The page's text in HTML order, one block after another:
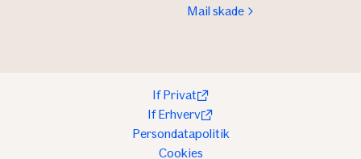
Mail skade
If Privat
If Erhverv
Persondatapolitik
Cookies